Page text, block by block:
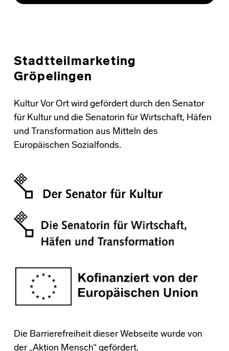
Stadtteilmarketing
Gröpelingen
Kultur Vor Ort wird gefördert durch den Senator
für Kultur und die Senatorin für Wirtschaft, Häfen
und Transformation aus Mitteln des
Europäischen Sozialfonds.
Die Barrierefreiheit dieser Webseite wurde von
der „Aktion Mensch“ gefördert.